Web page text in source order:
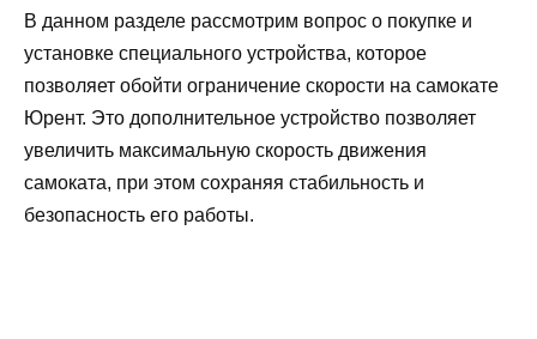
В данном разделе рассмотрим вопрос о покупке и
установке специального устройства, которое
позволяет обойти ограничение скорости на самокате
Юрент. Это дополнительное устройство позволяет
увеличить максимальную скорость движения
самоката, при этом сохраняя стабильность и
безопасность его работы.